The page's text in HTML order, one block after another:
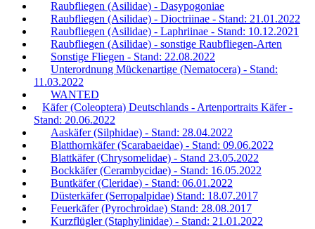
Raubfliegen (Asilidae) - Dasypogoniae
Raubfliegen (Asilidae) - Dioctriinae - Stand: 21.01.2022
Raubfliegen (Asilidae) - Laphriinae - Stand: 10.12.2021
Raubfliegen (Asilidae) - sonstige Raubfliegen-Arten
Sonstige Fliegen - Stand: 22.08.2022
Unterordnung Mückenartige (Nematocera) - Stand:
11.03.2022
WANTED
Käfer (Coleoptera) Deutschlands - Artenportraits Käfer -
Stand: 20.06.2022
Aaskäfer (Silphidae) - Stand: 28.04.2022
Blatthornkäfer (Scarabaeidae) - Stand: 09.06.2022
Blattkäfer (Chrysomelidae) - Stand 23.05.2022
Bockkäfer (Cerambycidae) - Stand: 16.05.2022
Buntkäfer (Cleridae) - Stand: 06.01.2022
Düsterkäfer (Serropalpidae) Stand: 18.07.2017
Feuerkäfer (Pyrochroidae) Stand: 28.08.2017
Kurzflügler (Staphylinidae) - Stand: 21.01.2022